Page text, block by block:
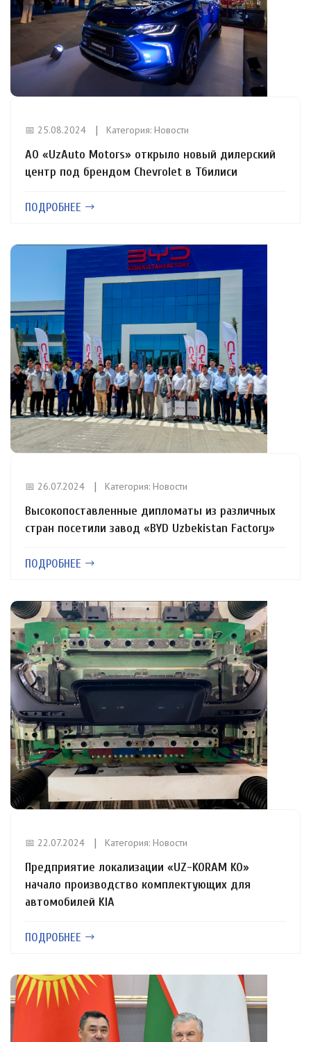
📅 25.08.2024 Категория: Новости
АО «UzAuto Motors» открыло новый дилерский
центр под брендом Chevrolet в Тбилиси
ПОДРОБНЕЕ
📅 26.07.2024 Категория: Новости
Высокопоставленные дипломаты из различных
стран посетили завод «BYD Uzbekistan Factory»
ПОДРОБНЕЕ
📅 22.07.2024 Категория: Новости
Предприятие локализации «UZ-KORAM KO»
начало производство комплектующих для
автомобилей KIA
ПОДРОБНЕЕ